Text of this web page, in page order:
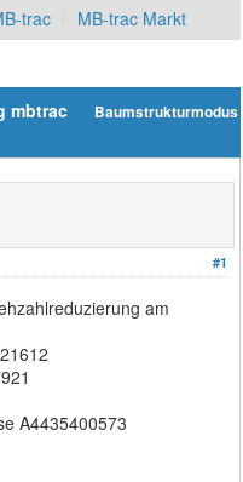
trac MB-trac Markt
Baumstrukturmodus
mbtrac
#1
am
A4435400573